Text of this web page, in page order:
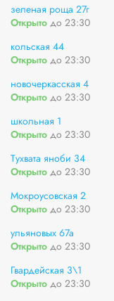
зеленая роща 27г
Открыто до 23:30
кольская 44
Открыто до 23:30
новочеркасская 4
Открыто до 23:30
школьная 1
Открыто до 23:30
Тухвата яноби 34
Открыто до 23:30
Мокроусовская 2
Открыто до 23:30
ульяновых 67а
Открыто до 23:30
Гвардейская 3\1
Открыто до 23:30